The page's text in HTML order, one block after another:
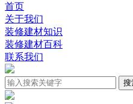
首页
关于我们
装修建材知识
装修建材百科
联系我们